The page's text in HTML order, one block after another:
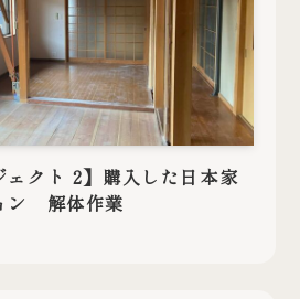
ェクト 2】購入した日本家
ン 解体作業